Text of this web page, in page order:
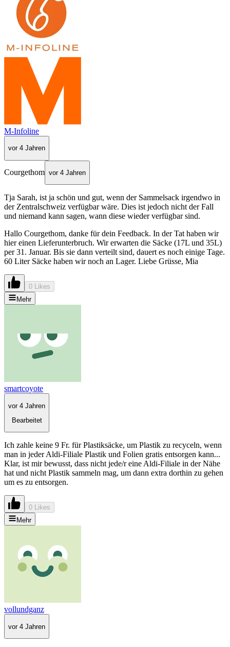
M-Infoline
vor 4 Jahren
Courgethom vor 4 Jahren
Tja Sarah, ist ja schön und gut, wenn der Sammelsack irgendwo in
der Zentralschweiz verfügbar wäre. Dies ist jedoch nicht der Fall
und niemand kann sagen, wann diese wieder verfügbar sind.
Hallo Courgethom, danke für dein Feedback. In der Tat haben wir
hier einen Lieferunterbruch. Wir erwarten die Säcke (17L und 35L)
per 31. Januar. Bis sie dann verteilt sind, dauert es noch einige Tage.
60 Liter Säcke haben wir noch an Lager. Liebe Grüsse, Mia
0 Likes
Mehr
smartcoyote
vor 4 Jahren
Bearbeitet
Ich zahle keine 9 Fr. für Plastiksäcke, um Plastik zu recyceln, wenn
man in jeder Aldi-Filiale Plastik und Folien gratis entsorgen kann...
Klar, ist mir bewusst, dass nicht jede/r eine Aldi-Filiale in der Nähe
hat und nicht Plastik sammeln mag, um dann extra dorthin zu gehen
um es zu entsorgen.
0 Likes
Mehr
vollundganz
vor 4 Jahren